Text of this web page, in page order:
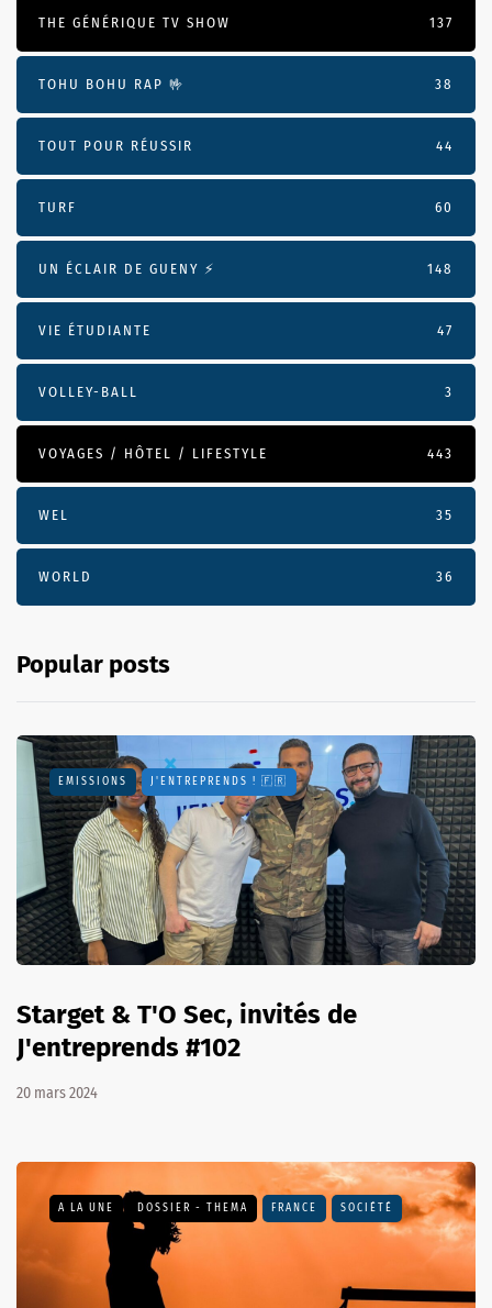
THE GÉNÉRIQUE TV SHOW 137
TOHU BOHU RAP 🤟 38
TOUT POUR RÉUSSIR 44
TURF 60
UN ÉCLAIR DE GUENY ⚡️ 148
VIE ÉTUDIANTE 47
VOLLEY-BALL 3
VOYAGES / HÔTEL / LIFESTYLE 443
WEL 35
WORLD 36
Popular posts
EMISSIONS J'ENTREPRENDS ! 🇫🇷
Starget & T'O Sec, invités de
J'entreprends #102
20 mars 2024
A LA UNE DOSSIER - THEMA FRANCE SOCIÉTÉ